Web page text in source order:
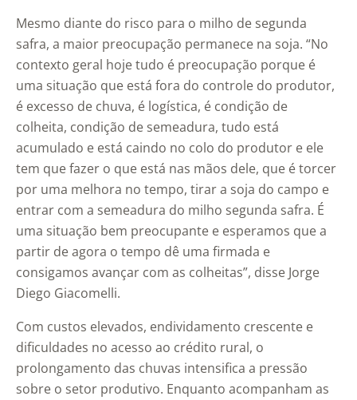
Mesmo diante do risco para o milho de segunda
safra, a maior preocupação permanece na soja. “No
contexto geral hoje tudo é preocupação porque é
uma situação que está fora do controle do produtor,
é excesso de chuva, é logística, é condição de
colheita, condição de semeadura, tudo está
acumulado e está caindo no colo do produtor e ele
tem que fazer o que está nas mãos dele, que é torcer
por uma melhora no tempo, tirar a soja do campo e
entrar com a semeadura do milho segunda safra. É
uma situação bem preocupante e esperamos que a
partir de agora o tempo dê uma firmada e
consigamos avançar com as colheitas”, disse Jorge
Diego Giacomelli.
Com custos elevados, endividamento crescente e
dificuldades no acesso ao crédito rural, o
prolongamento das chuvas intensifica a pressão
sobre o setor produtivo. Enquanto acompanham as